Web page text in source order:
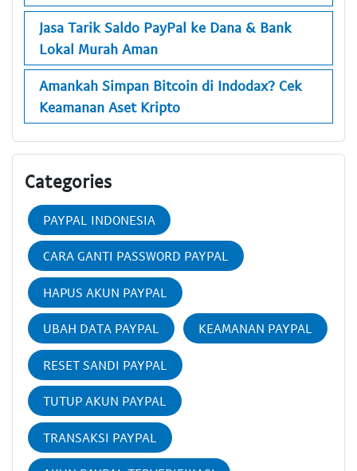
Jasa Tarik Saldo PayPal ke Dana & Bank
Lokal Murah Aman
Amankah Simpan Bitcoin di Indodax? Cek
Keamanan Aset Kripto
Categories
PAYPAL INDONESIA
CARA GANTI PASSWORD PAYPAL
HAPUS AKUN PAYPAL
UBAH DATA PAYPAL KEAMANAN PAYPAL
RESET SANDI PAYPAL
TUTUP AKUN PAYPAL
TRANSAKSI PAYPAL